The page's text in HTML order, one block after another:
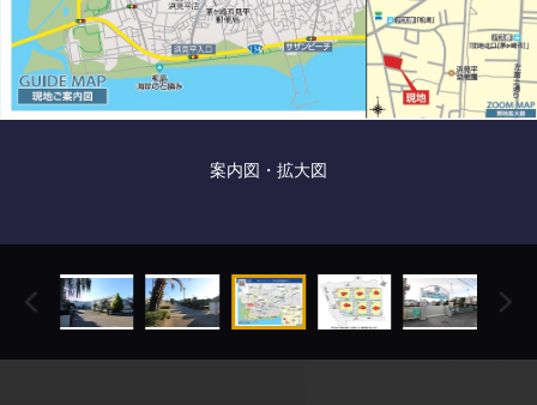
案内図・拡大図